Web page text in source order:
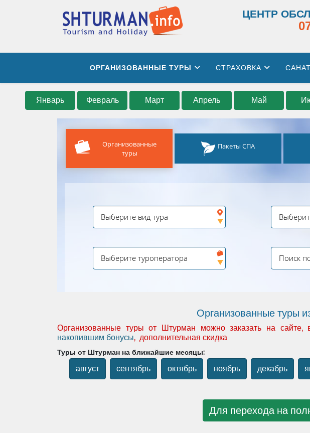
ЦЕНТР
ОРГАНИЗОВАННЫЕ ТУРЫ СТРАХОВКА
Январь Февраль Март Апрель Май
Организованные
туры
Пакеты СПА
Организованные туры
Организованные туры от Штурман можно заказать на сайте,
накопившим бонусы, дополнительная скидка
Туры от Штурман на ближайшие месяцы:
август сентябрь октябрь ноябрь декабрь
Для перехода на